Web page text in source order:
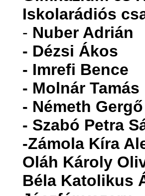
Iskolarádiós
- Nuber Adrián
- Dézsi Ákos
- Imrefi Bence
- Molnár Tamás
- Németh
- Szabó Petra
-Zámola Kíra
Oláh Károly
Béla Katolikus